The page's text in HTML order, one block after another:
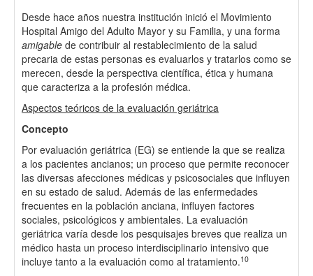
Desde hace años nuestra institución inició el Movimiento
Hospital Amigo del Adulto Mayor y su Familia, y una forma
amigable de contribuir al restablecimiento de la salud
precaria de estas personas es evaluarlos y tratarlos como se
merecen, desde la perspectiva científica, ética y humana
que caracteriza a la profesión médica.
Aspectos teóricos de la evaluación geriátrica
Concepto
Por evaluación geriátrica (EG) se entiende la que se realiza
a los pacientes ancianos; un proceso que permite reconocer
las diversas afecciones médicas y psicosociales que influyen
en su estado de salud. Además de las enfermedades
frecuentes en la población anciana, influyen factores
sociales, psicológicos y ambientales. La evaluación
geriátrica varía desde los pesquisajes breves que realiza un
médico hasta un proceso interdisciplinario intensivo que
incluye tanto a la evaluación como al tratamiento.10